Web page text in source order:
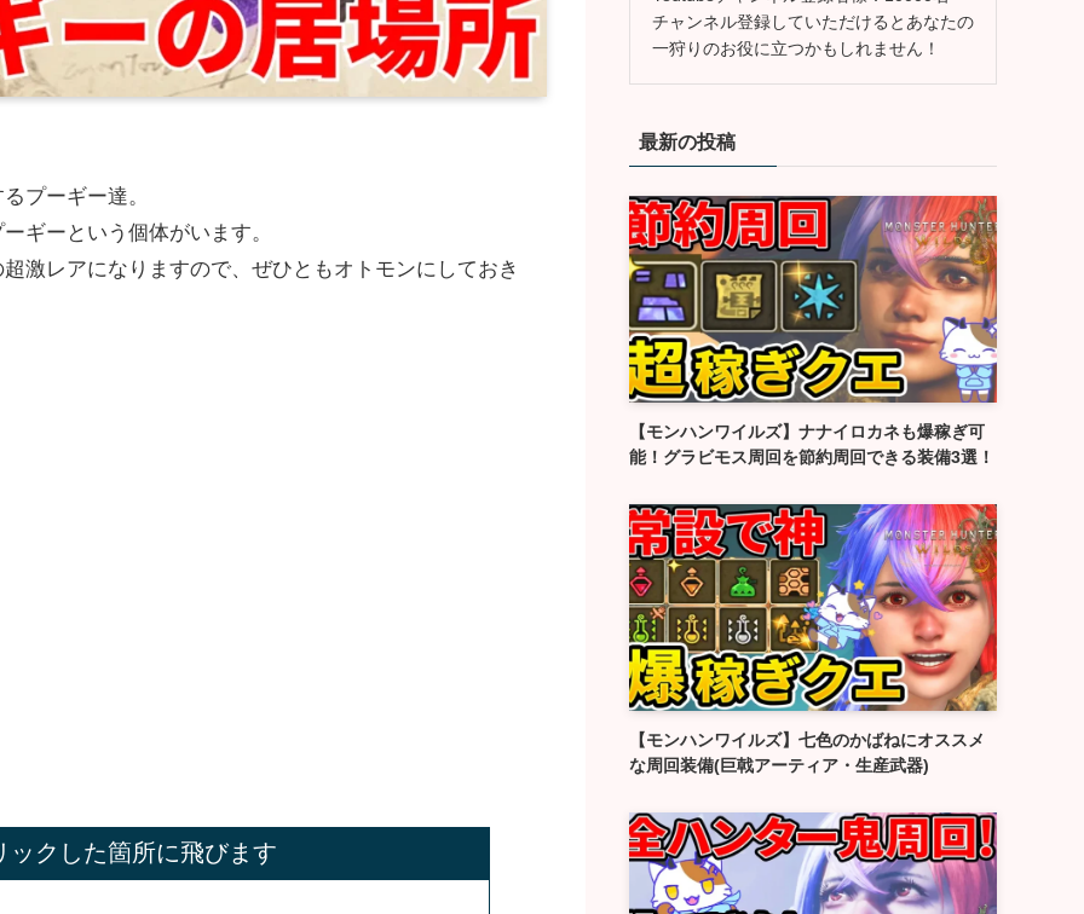
プーギー達。
ギーという個体がいます。
激レアになりますので、ぜひともオトモンにしておき
クした箇所に飛びます
チャンネル登録していただけるとあなたの
一狩りのお役に立つかもしれません！
最新の投稿
【モンハンワイルズ】ナナイロカネも爆稼ぎ可
能！グラビモス周回を節約周回できる装備3選！
【モンハンワイルズ】七色のかばねにオススメ
な周回装備(巨戟アーティア・生産武器)